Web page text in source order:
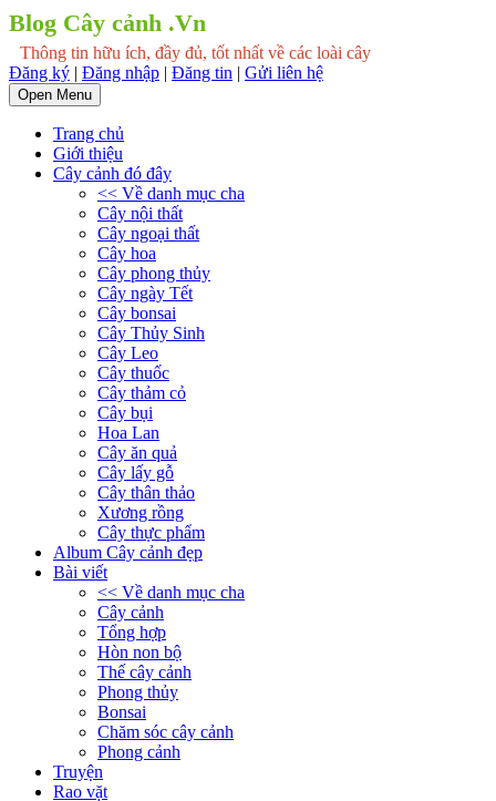
Blog Cây cảnh .Vn
Thông tin hữu ích, đầy đủ, tốt nhất về các loài cây
Đăng ký | Đăng nhập | Đăng tin | Gửi liên hệ
Open Menu
Trang chủ
Giới thiệu
Cây cảnh đó đây
<< Về danh mục cha
Cây nội thất
Cây ngoại thất
Cây hoa
Cây phong thủy
Cây ngày Tết
Cây bonsai
Cây Thủy Sinh
Cây Leo
Cây thuốc
Cây thảm cỏ
Cây bụi
Hoa Lan
Cây ăn quả
Cây lấy gỗ
Cây thân thảo
Xương rồng
Cây thực phẩm
Album Cây cảnh đẹp
Bài viết
<< Về danh mục cha
Cây cảnh
Tổng hợp
Hòn non bộ
Thế cây cảnh
Phong thủy
Bonsai
Chăm sóc cây cảnh
Phong cảnh
Truyện
Rao vặt